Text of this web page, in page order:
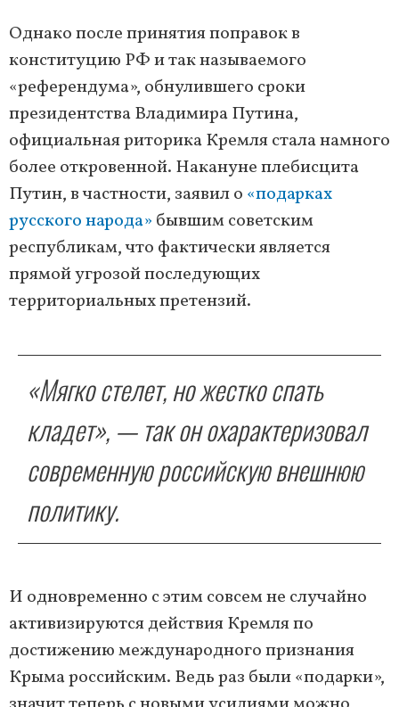
Однако после принятия поправок в
конституцию РФ и так называемого
«референдума», обнулившего сроки
президентства Владимира Путина,
официальная риторика Кремля стала намного
более откровенной. Накануне плебисцита
Путин, в частности, заявил о «подарках
русского народа» бывшим советским
республикам, что фактически является
прямой угрозой последующих
территориальных претензий.
«Мягко стелет, но жестко спать
кладет», — так он охарактеризовал
современную российскую внешнюю
политику.
И одновременно с этим совсем не случайно
активизируются действия Кремля по
достижению международного признания
Крыма российским. Ведь раз были «подарки»,